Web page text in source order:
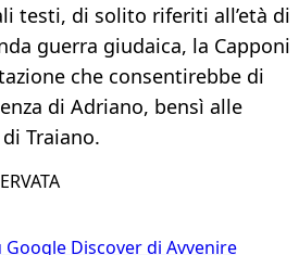
testi, di solito riferiti all’età di
guerra giudaica, la Capponi
che consentirebbe di
di Adriano, bensì alle
Traiano.
Google Discover di Avvenire